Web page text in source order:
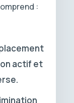
:
actif et